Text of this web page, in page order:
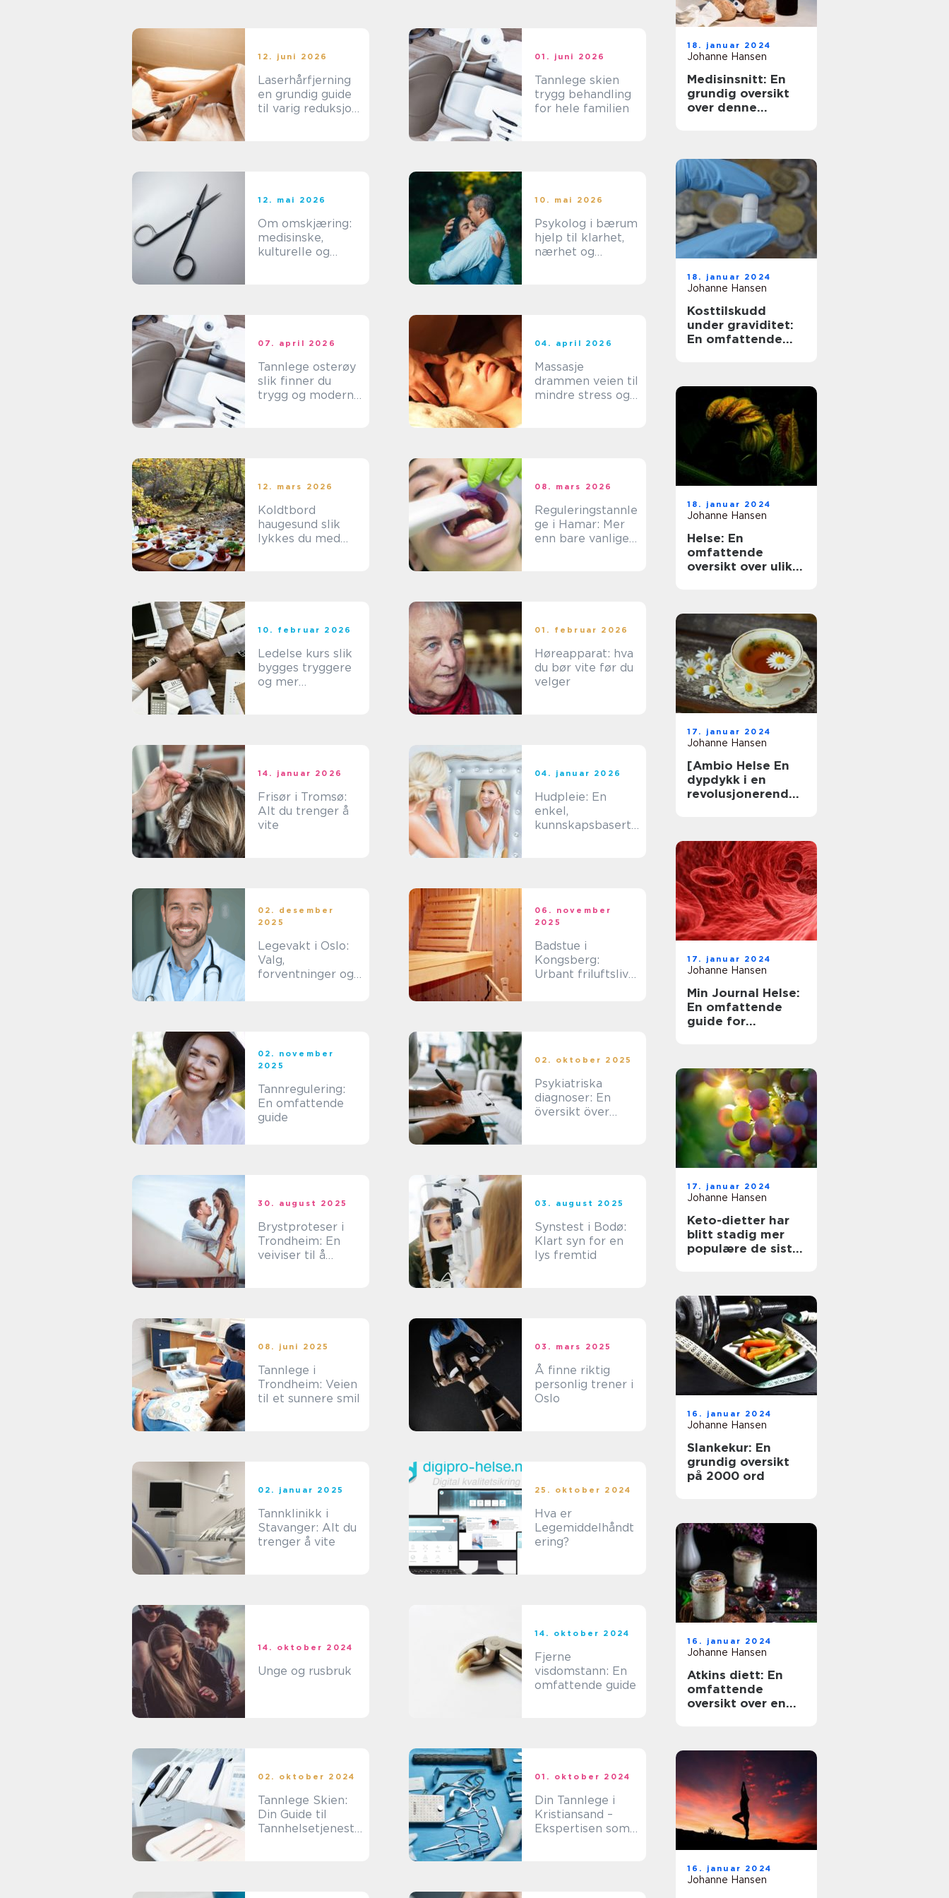
12. juni 2026
Laserhårfjerning
en grundig guide
til varig reduksjon
01. juni 2026
Tannlege skien
trygg behandling
for hele familien
12. mai 2026
Om omskjæring:
medisinske,
kulturelle og
10. mai 2026
Psykolog i bærum
hjelp til klarhet,
nærhet og
07. april 2026
Tannlege osterøy
slik finner du
trygg og moderne
04. april 2026
Massasje
drammen veien til
mindre stress og
12. mars 2026
Koldtbord
haugesund slik
lykkes du med
08. mars 2026
Reguleringstannle
ge i Hamar: Mer
enn bare vanlige
10. februar 2026
Ledelse kurs slik
bygges tryggere
og mer
01. februar 2026
Høreapparat: hva
du bør vite før du
velger
14. januar 2026
Frisør i Tromsø:
Alt du trenger å
vite
04. januar 2026
Hudpleie: En
enkel,
kunnskapsbasert
02. desember
2025
Legevakt i Oslo:
Valg,
forventninger og
06. november
2025
Badstue i
Kongsberg:
Urbant friluftsliv
02. november
2025
Tannregulering:
En omfattende
guide
02. oktober 2025
Psykiatriska
diagnoser: En
översikt över
30. august 2025
Brystproteser i
Trondheim: En
veiviser til å
03. august 2025
Synstest i Bodø:
Klart syn for en
lys fremtid
08. juni 2025
Tannlege i
Trondheim: Veien
til et sunnere smil
03. mars 2025
Å finne riktig
personlig trener i
Oslo
02. januar 2025
Tannklinikk i
Stavanger: Alt du
trenger å vite
25. oktober 2024
Hva er
Legemiddelhåndt
ering?
14. oktober 2024
Unge og rusbruk
14. oktober 2024
Fjerne
visdomstann: En
omfattende guide
02. oktober 2024
Tannlege Skien:
Din Guide til
Tannhelsetjeneste
01. oktober 2024
Din Tannlege i
Kristiansand –
Ekspertisen som
18. januar 2024
Johanne Hansen
Medisinsnitt: En
grundig oversikt
over denne
18. januar 2024
Johanne Hansen
Kosttilskudd
under graviditet:
En omfattende
18. januar 2024
Johanne Hansen
Helse: En
omfattende
oversikt over ulike
17. januar 2024
Johanne Hansen
[Ambio Helse En
dypdykk i en
revolusjonerende
17. januar 2024
Johanne Hansen
Min Journal Helse:
En omfattende
guide for
17. januar 2024
Johanne Hansen
Keto-dietter har
blitt stadig mer
populære de siste
forbedring av
helse og velvære
16. januar 2024
Johanne Hansen
Slankekur: En
grundig oversikt
på 2000 ord
16. januar 2024
Johanne Hansen
Atkins diett: En
omfattende
oversikt over en
16. januar 2024
Johanne Hansen